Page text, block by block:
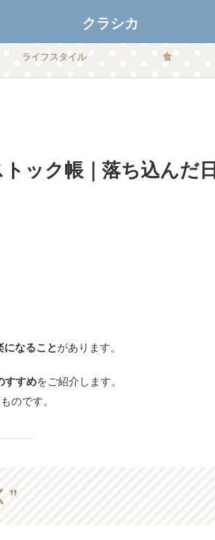
クラシカ
ライフスタイル 食
ック帳｜落ち込んだ日
になることがあります。
すすめをご紹介します。
のです。
”